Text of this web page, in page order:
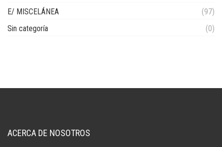
E/ MISCELÁNEA
(97)
Sin categoría
(0)
ACERCA DE NOSOTROS